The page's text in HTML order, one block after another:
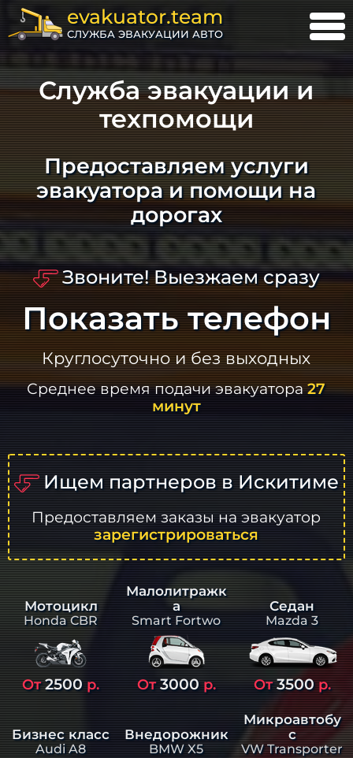
evakuator.team
СЛУЖБА ЭВАКУАЦИИ АВТО
Служба эвакуации и
техпомощи
Предоставляем услуги
эвакуатора и помощи на
дорогах
Звоните! Выезжаем сразу
Показать телефон
Круглосуточно и без выходных
Среднее время подачи эвакуатора27
минут
Ищем партнеров в Искитиме
Предоставляем заказы на эвакуатор
зарегистрироваться
Мотоцикл
Honda CBR
От2500р.
Малолитражк
а
Smart Fortwo
От3000р.
Седан
Mazda 3
От3500р.
Бизнес класс
Audi A8
Внедорожник
BMW X5
Микроавтобу
с
VW Transporter